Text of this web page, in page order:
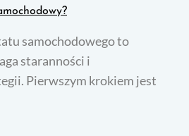
samochodowego to
staranności i
Pierwszym krokiem jest